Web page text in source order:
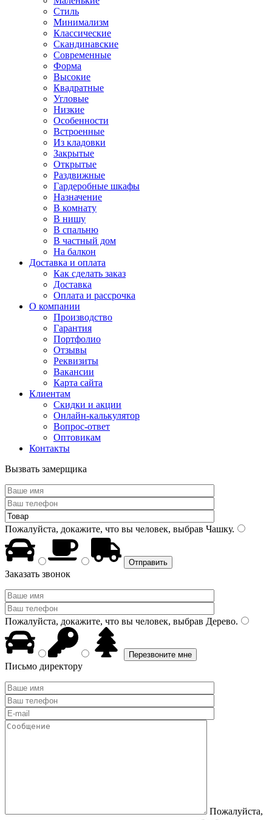
Стиль
Минимализм
Классические
Скандинавские
Современные
Форма
Высокие
Квадратные
Угловые
Низкие
Особенности
Встроенные
Из кладовки
Закрытые
Открытые
Раздвижные
Гардеробные шкафы
Назначение
В комнату
В нишу
В спальню
В частный дом
На балкон
Доставка и оплата
Как сделать заказ
Доставка
Оплата и рассрочка
О компании
Производство
Гарантия
Портфолио
Отзывы
Реквизиты
Вакансии
Карта сайта
Клиентам
Скидки и акции
Онлайн-калькулятор
Вопрос-ответ
Оптовикам
Контакты
Вызвать замерщика
Пожалуйста, докажите, что вы человек, выбрав Чашку.
Заказать звонок
Пожалуйста, докажите, что вы человек, выбрав Дерево.
Письмо директору
Пожалуйста,